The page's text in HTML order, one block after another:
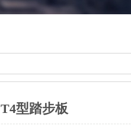
T4型踏步板